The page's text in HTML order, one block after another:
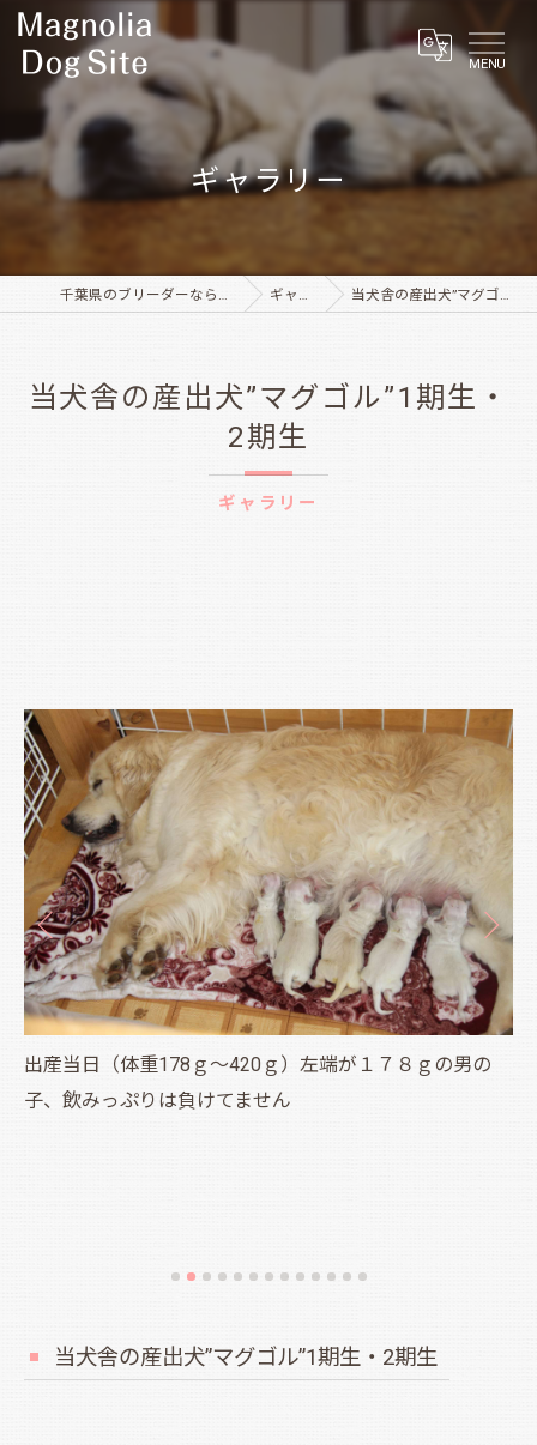
MENU
ギャラリー
千葉県のブリーダーならMagnolia Dog Site ギャラリー 当犬舎の産出犬”マグゴル”1期生・2期生
ギャラリー
当犬舎の産出犬”マグゴル”1期生・
2期生
出産当日（体重178ｇ～420ｇ）左端が１７８ｇの男の
子、飲みっぷりは負けてません
当犬舎の産出犬”マグゴル”1期生・2期生